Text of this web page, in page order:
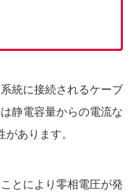
統に接続されるケーブ
静電容量からの電流な
あります。
とにより零相電圧が発